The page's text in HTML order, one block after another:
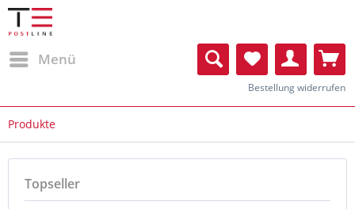
Menü
Bestellung widerrufen
Produkte
Topseller